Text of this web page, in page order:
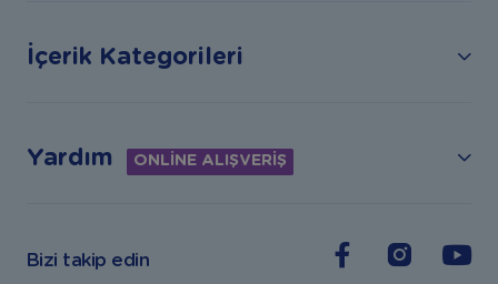
İçerik Kategorileri
Yardım ONLİNE ALIŞVERİŞ
Bizi takip edin